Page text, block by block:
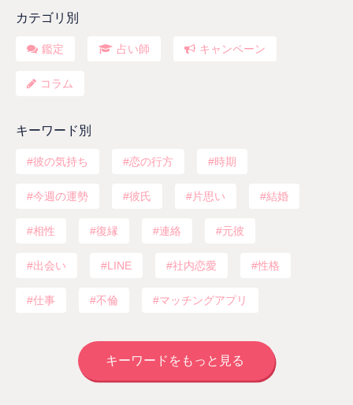
カテゴリ別
鑑定 占い師 キャンペーン
コラム
キーワード別
彼の気持ち 恋の行方 時期
今週の運勢 彼氏 片思い 結婚
相性 復縁 連絡 元彼
出会い LINE 社内恋愛 性格
仕事 不倫 マッチングアプリ
キーワードをもっと見る